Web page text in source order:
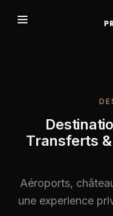
Transferts
Aéroports,
une experience